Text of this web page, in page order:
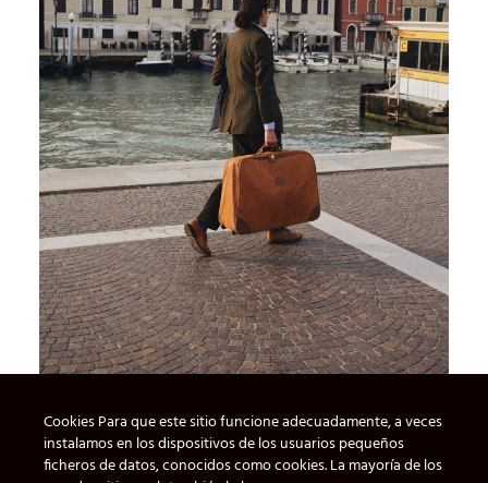
Cookies Para que este sitio funcione adecuadamente, a veces
instalamos en los dispositivos de los usuarios pequeños
ficheros de datos, conocidos como cookies. La mayoría de los